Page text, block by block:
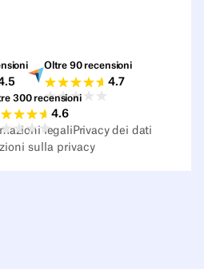
G2
Valutazioni Capterra
Oltre 90 recensioni
4.7
Valutazioni Sourceforge
300 recensioni
4.6
legali Privacy dei dati
sulla privacy